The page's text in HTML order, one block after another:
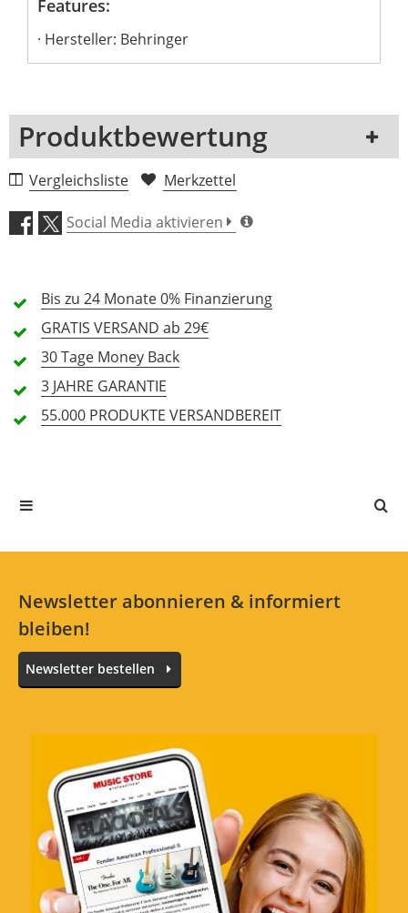
Features:
Hersteller: Behringer
Produktbewertung
1 Rezension
5 Sterne
4 Sterne
2 Sterne
1 Sterne
Alle Sprachen
Vergleichsliste Merkzettel
Social Media aktivieren
Bis zu 24 Monate0% Finanzierung
GRATIS VERSAND ab 29€
30 Tage Money Back
3 JAHRE GARANTIE
55.000 PRODUKTE VERSANDBEREIT
Newsletter abonnieren & informiert
bleiben!
Newsletter bestellen